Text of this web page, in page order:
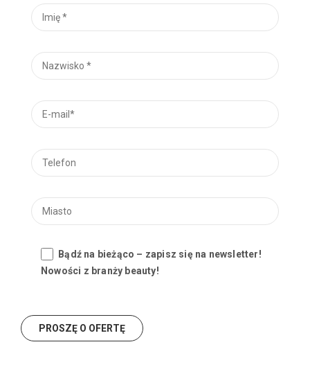
Bądź na bieżąco – zapisz się na newsletter!
Nowości z branży beauty!